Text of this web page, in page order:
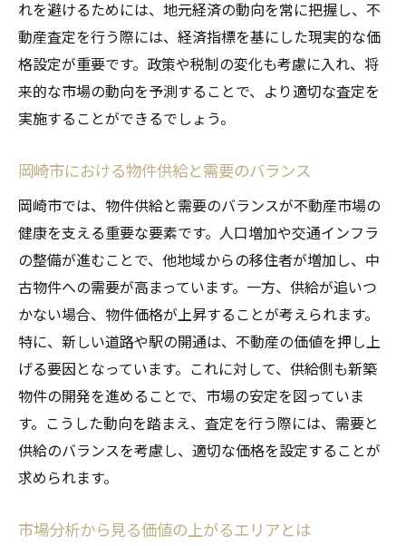
れを避けるためには、地元経済の動向を常に把握し、不
動産査定を行う際には、経済指標を基にした現実的な価
格設定が重要です。政策や税制の変化も考慮に入れ、将
来的な市場の動向を予測することで、より適切な査定を
実施することができるでしょう。
岡崎市における物件供給と需要のバランス
岡崎市では、物件供給と需要のバランスが不動産市場の
健康を支える重要な要素です。人口増加や交通インフラ
の整備が進むことで、他地域からの移住者が増加し、中
古物件への需要が高まっています。一方、供給が追いつ
かない場合、物件価格が上昇することが考えられます。
特に、新しい道路や駅の開通は、不動産の価値を押し上
げる要因となっています。これに対して、供給側も新築
物件の開発を進めることで、市場の安定を図っていま
す。こうした動向を踏まえ、査定を行う際には、需要と
供給のバランスを考慮し、適切な価格を設定することが
求められます。
市場分析から見る価値の上がるエリアとは